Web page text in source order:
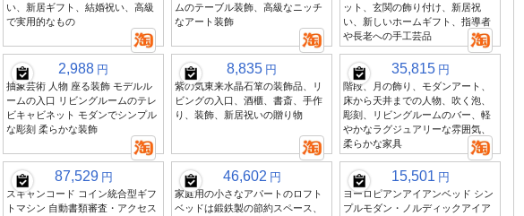
い、新居ギフト、結婚祝い、高級
で実用的なもの
ムのテーブル装飾、高級なニッチ
なアート装飾
ット、玄関の飾り付け、新居祝
い、新しいホームギフト、指導者
や長老への手工芸品
2,988 円
抽象芸術 人物 座る装飾 モデルル
ームの入口 リビングルームのテレ
ビキャビネット モダンでシンプル
な彫刻 柔らかな装飾
8,835 円
紫の気東来水晶石箪の装飾品、リ
ビングの入口、酒櫃、書斎、手作
り、装飾、新居祝いの贈り物
35,815 円
階段、月の飾り、モダンアート、
床から天井までの人物、吹く泡、
彫刻、リビングルームのバー、軽
やかなラグジュアリーな雰囲気、
柔らかな家具
87,529 円
スキャンコード コイン統合型ギフ
トマシン 自動書類審査・アクセス
46,602 円
家庭用の小さなアパートのロフト
ベッドは鍛鉄製の節約スペース、
15,501 円
ヨーロピアンアイアンベッド シン
プルモダン・ノルディックアイア